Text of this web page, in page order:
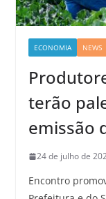
ECONOMIA NEWS
terão
emissão
24 de julho de
Encontro